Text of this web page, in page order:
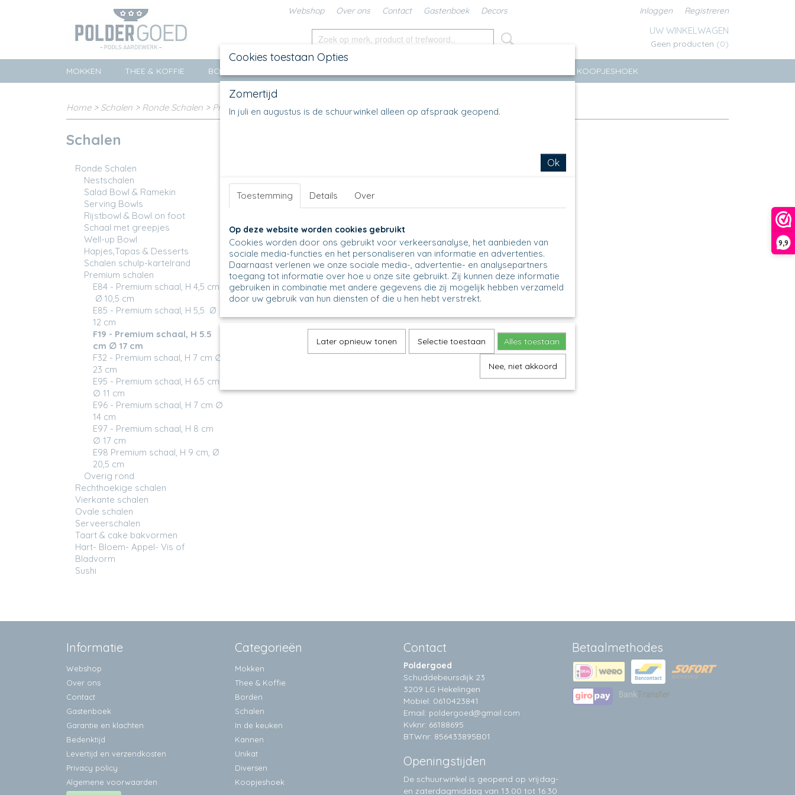
9,9
Webshop Over ons Contact Gastenboek Decors Inloggen Registreren
UW WINKELWAGEN
Geen producten (0)
MOKKEN THEE & KOFFIE BORDEN KOOPJESHOEK
Home> Schalen > Ronde Schalen > Premium schalen> F19 - Premium schaal, H 5.5 cm ∅ 17 cm
Schalen
Ronde Schalen
Nestschalen
Salad Bowl & Ramekin
Serving Bowls
Rijstbowl & Bowl on foot
Schaal met greepjes
Well-up Bowl
Hapjes,Tapas & Desserts
Schalen schulp-kartelrand
Premium schalen
E84 - Premium schaal, H 4,5 cm
Ø 10,5 cm
E85 - Premium schaal, H 5,5 Ø
12 cm
F19 - Premium schaal, H 5.5
cm ∅ 17 cm
F32 - Premium schaal, H 7 cm ∅
23 cm
E95 - Premium schaal, H 6.5 cm
∅ 11 cm
E96 - Premium schaal, H 7 cm ∅
14 cm
E97 - Premium schaal, H 8 cm
∅ 17 cm
E98 Premium schaal, H 9 cm, Ø
20,5 cm
Overig rond
Rechthoekige schalen
Vierkante schalen
Ovale schalen
Serveerschalen
Taart & cake bakvormen
Hart- Bloem- Appel- Vis of
Bladvorm
Sushi
Informatie
Webshop
Over ons
Contact
Gastenboek
Garantie en klachten
Bedenktijd
Levertijd en verzendkosten
Privacy policy
Algemene voorwaarden
Categorieën
Mokken
Thee & Koffie
Borden
Schalen
In de keuken
Kannen
Unikat
Diversen
Koopjeshoek
Contact
Poldergoed
Schuddebeursdijk 23
3209 LG Hekelingen
Mobiel: 0610423841
Email: poldergoed@gmail.com
Kvknr: 66188695
BTWnr: 856433895B01
Openingstijden
De schuurwinkel is geopend op vrijdag-
en zaterdagmiddag van 13.00 tot 16.30
Betaalmethodes
Cookies toestaan Opties
Zomertijd
In juli en augustus is de schuurwinkel alleen op afspraak geopend.
Ok
Toestemming Details Over
Op deze website worden cookies gebruikt
Cookies worden door ons gebruikt voor verkeersanalyse, het aanbieden van
sociale media-functies en het personaliseren van informatie en advertenties.
Daarnaast verlenen we onze sociale media-, advertentie- en analysepartners
toegang tot informatie over hoe u onze site gebruikt. Zij kunnen deze informatie
gebruiken in combinatie met andere gegevens die zij mogelijk hebben verzameld
door uw gebruik van hun diensten of die u hen hebt verstrekt.
Later opnieuw tonen Selectie toestaan Alles toestaan
Nee, niet akkoord